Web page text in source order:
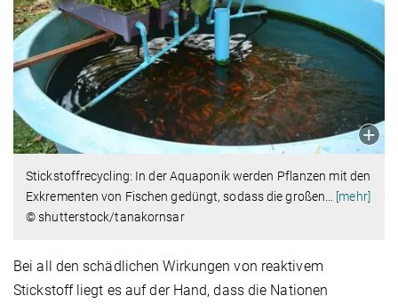
Stickstoffrecycling: In der Aquaponik werden Pflanzen mit den
Exkrementen von Fischen gedüngt, sodass die großen
[mehr]
© shutterstock/tanakornsar
Bei all den schädlichen Wirkungen von reaktivem
Stickstoff liegt es auf der Hand, dass die Nationen